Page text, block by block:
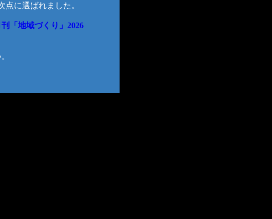
に選ばれました。
刊「地域づくり」2026